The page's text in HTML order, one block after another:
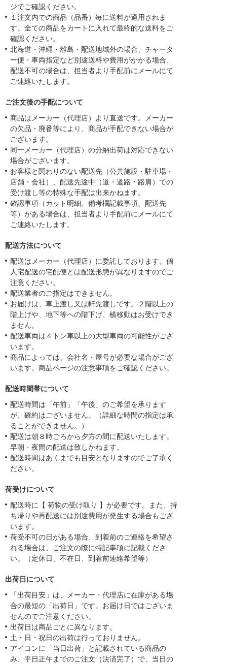
ジでご確認ください。
１注文内での商品（品番）毎に送料が適用されま
す。全ての商品をカートに入れて最終的な送料をご
確認ください。
北海道・沖縄・離島・配送地域外の場合、チャータ
ー便・車両指定など別途送料や費用がかかる場合、
配送不可の場合は、担当者より手配前にメールにて
ご連絡いたします。
ご注文後の手配について
商品はメーカー（代理店）より直送です。メーカー
の欠品・廃番等により、商品が手配できない場合が
ございます。
同一メーカー（代理店）の分納出荷は対応できない
場合がございます。
お客様と関わりのない配送先（公共施設・駐車場・
店舗・会社）、配送先途中（道・道路・路肩）での
受け渡し等の特殊な手配は出来かねます。
確認事項（カット明細、備考欄記載事項、配送先
等）がある場合は、担当者より手配前にメールにて
ご連絡いたします。
配送方法について
配送はメーカー（代理店）に委託しております。個
人宅配送の宅配便とは配送形態が異なりますのでご
注意ください。
配送業者のご指定はできません。
お届けは、車上渡し又は軒先渡しです。２階以上の
階上げや、地下等への階下げ、横移動はお受けでき
ません。
配送車両は４トン車以上の大型車両の可能性がござ
います。
商品によっては、会社名・屋号が必要な場合がござ
います。商品ページの注意事項をご確認ください。
配送時間帯について
配送時間は「午前」「午後」のご希望を承ります
が、確約はございません。（詳細な時間の指定は承
ることができません。）
配送は朝８時ごろから夕方の間に配送いたします。
早朝・夜間の配送は致しかねます。
配送時間はあくまでも目安となりますのでご了承く
ださい。
荷受けについて
配送時に【 荷物の受け取り 】が必要です。また、持
ち帰りや再配送には別途費用が発生する場合もござ
います。
荷受不可の日がある場合、到着前のご連絡を希望さ
れる場合は、ご注文の際に特記事項に記載くださ
い。（定休日、不在日、到着前連絡希望等）
出荷日について
「出荷目安」は、メーカー・代理店に在庫がある場
合の最短の「出荷日」です。お届け日ではございま
せんのでご注意ください。
出荷日は商品ごとに異なります。
土・日・祝日の出荷は行っておりません。
アイコンに「当日出荷」と記載されている商品の
み、平日正午までのご注文（決済完了）で、当日の